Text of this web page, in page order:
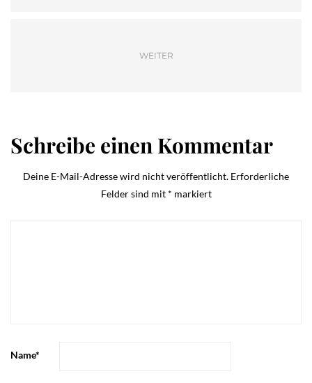
WEITER
Schreibe einen Kommentar
Deine E-Mail-Adresse wird nicht veröffentlicht. Erforderliche
Felder sind mit * markiert
Name*